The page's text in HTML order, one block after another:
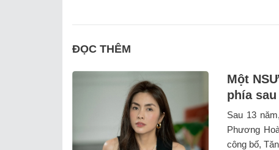
ĐỌC THÊM
Một
phía
Sau 13
Phương
công bố,